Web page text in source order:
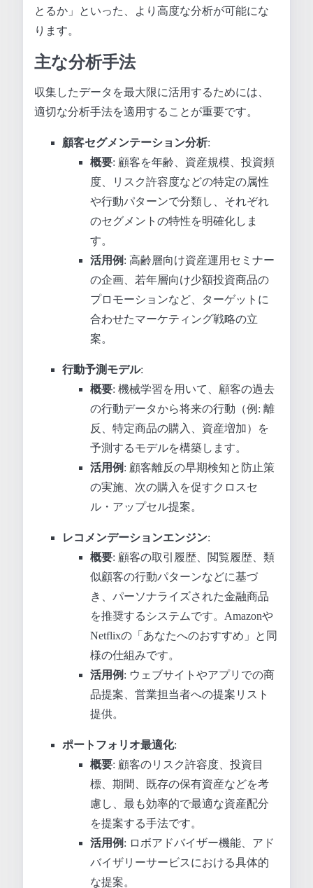
とるか」といった、より高度な分析が可能にな
ります。
主な分析手法
収集したデータを最大限に活用するためには、
適切な分析手法を適用することが重要です。
顧客セグメンテーション分析:
概要: 顧客を年齢、資産規模、投資頻
度、リスク許容度などの特定の属性
や行動パターンで分類し、それぞれ
のセグメントの特性を明確化しま
す。
活用例 : 高齢層向け資産運用セミナー
の企画、若年層向け少額投資商品の
プロモーションなど、ターゲットに
合わせたマーケティング戦略の立
案。
行動予測モデル:
概要: 機械学習を用いて、顧客の過去
の行動データから将来の行動（例: 離
反、特定商品の購入、資産増加）を
予測するモデルを構築します。
活用例 : 顧客離反の早期検知と防止策
の実施、次の購入を促すクロスセ
ル・アップセル提案。
レコメンデーションエンジン:
概要: 顧客の取引履歴、閲覧履歴、類
似顧客の行動パターンなどに基づ
き、パーソナライズされた金融商品
を推奨するシステムです。Amazonや
Netflixの「あなたへのおすすめ」と同
様の仕組みです。
活用例 : ウェブサイトやアプリでの商
品提案、営業担当者への提案リスト
提供。
ポートフォリオ最適化:
概要: 顧客のリスク許容度、投資目
標、期間、既存の保有資産などを考
慮し、最も効率的で最適な資産配分
を提案する手法です。
活用例 : ロボアドバイザー機能、アド
バイザリーサービスにおける具体的
な提案。